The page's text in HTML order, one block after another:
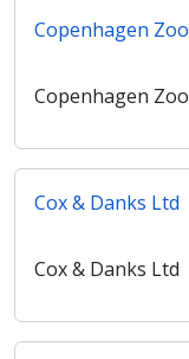
Copenhagen Zoo
Copenhagen Zoo
Cox & Danks Ltd
Cox & Danks Ltd